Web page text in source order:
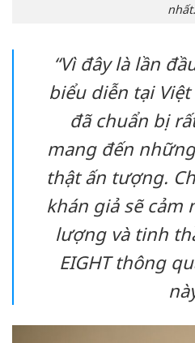
nhất.
“Vì đây là lần
biểu diễn tại
đã chuẩn bị
mang đến
thật ấn tượng.
khán giả sẽ cảm
lượng và tinh
EIGHT thông